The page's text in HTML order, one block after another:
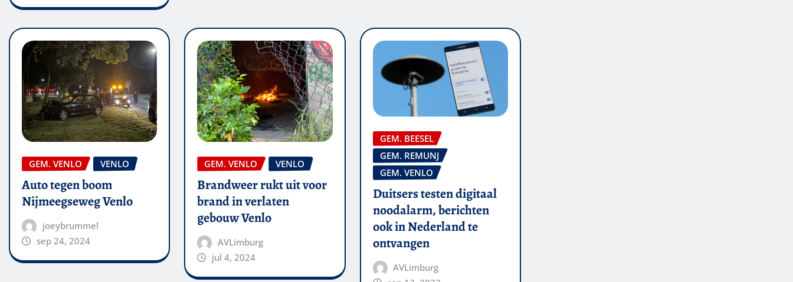
GEM. VENLO VENLO
Auto tegen boom
Nijmeegseweg Venlo
joeybrummel
sep 24, 2024
GEM. VENLO VENLO
Brandweer rukt uit voor
brand in verlaten
gebouw Venlo
AVLimburg
jul 4, 2024
GEM. BEESEL
GEM. REMUNJ
GEM. VENLO
Duitsers testen digitaal
noodalarm, berichten
ook in Nederland te
ontvangen
AVLimburg